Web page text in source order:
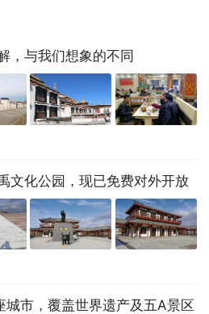
，与我们想象的不同
文化公园，现已免费对外开放
城市，覆盖世界遗产及五A景区